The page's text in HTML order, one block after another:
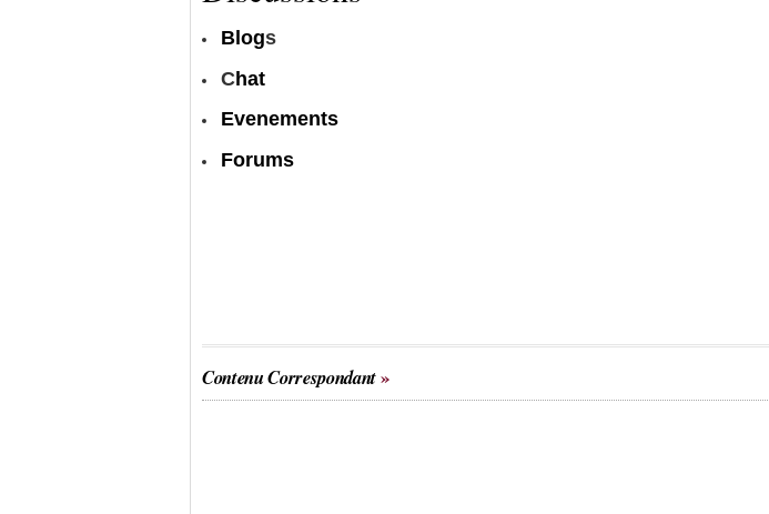
Blogs
Chat
Evenements
Forums
Contenu Correspondant